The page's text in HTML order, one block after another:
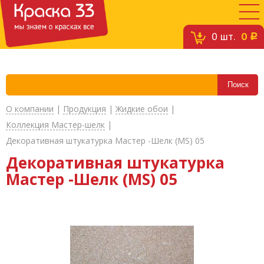
0 шт. 0 c
О компании | Продукция | Жидкие обои |
Коллекция Мастер-шелк |
Декоративная штукатурка Мастер -Шелк (MS) 05
Декоративная штукатурка
Мастер -Шелк (MS) 05